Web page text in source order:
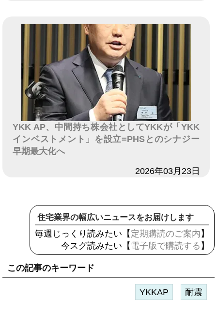
YKK AP、中間持ち株会社としてYKKが「YKK
インベストメント」を設立=PHSとのシナジー
早期最大化へ
2026年03月23日
住宅業界の幅広いニュースをお届けします
毎週じっくり読みたい【 定期購読のご案内 】
今スグ読みたい【 電子版で購読する 】
この記事のキーワード
YKKAP 耐震